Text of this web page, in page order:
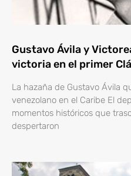
Gustavo Ávila y
victoria en el primer
La hazaña de Gustavo Ávila
venezolano en el Caribe El
momentos históricos que
despertaron